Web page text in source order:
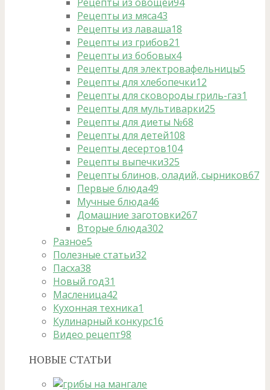
Рецепты из мяса43
Рецепты из лаваша18
Рецепты из грибов21
Рецепты из бобовых4
Рецепты для электровафельницы5
Рецепты для хлебопечки12
Рецепты для сковороды гриль-газ1
Рецепты для мультиварки25
Рецепты для диеты №68
Рецепты для детей108
Рецепты десертов104
Рецепты выпечки325
Рецепты блинов, оладий, сырников67
Первые блюда49
Мучные блюда46
Домашние заготовки267
Вторые блюда302
Разное5
Полезные статьи32
Пасха38
Новый год31
Масленица42
Кухонная техника1
Кулинарный конкурс16
Видео рецепт98
НОВЫЕ СТАТЬИ